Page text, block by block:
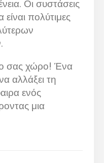
Οι συστάσεις
πολύτιμες
σας χώρο! Ένα
αλλάξει τη
ενός
μια